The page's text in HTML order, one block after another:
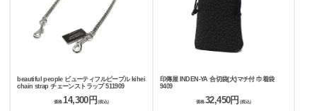
beautiful people ビューティフルピープル kihei
chain strap チェーンストラップ 511909
価格 14,300円 (税込)
印傳屋 INDEN-YA 合切袋(大)マチ付 巾着袋
9409
価格32,450円 (税込)